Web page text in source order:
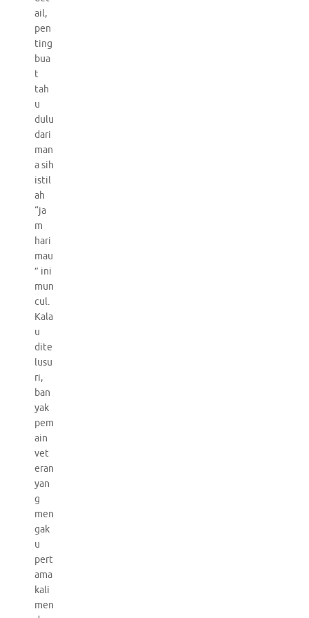
ail,
pen
ting
bua
t
tah
u
dulu
dari
man
a sih
istil
ah
“ja
m
hari
mau
” ini
mun
cul.
Kala
u
dite
lusu
ri,
ban
yak
pem
ain
vet
eran
yan
g
men
gak
u
pert
ama
kali
men